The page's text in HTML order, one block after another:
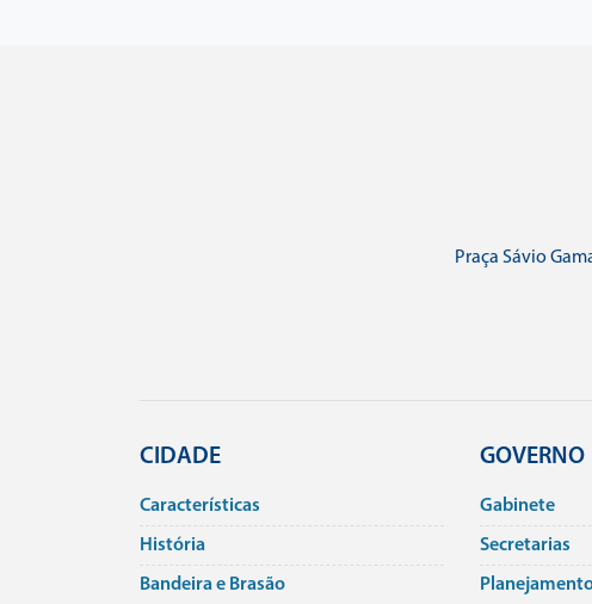
Praça Sávio
CIDADE
Caracterí­sticas
História
Bandeira e Brasão
GOVERNO
Gabinete
Secretarias